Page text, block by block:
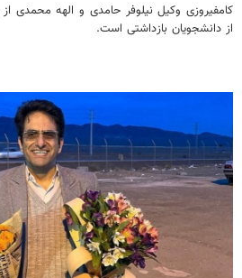
کامفیروزی وکیل نیلوفر حامدی و الهه محمدی از
از دانشجویان بازداشتی است.